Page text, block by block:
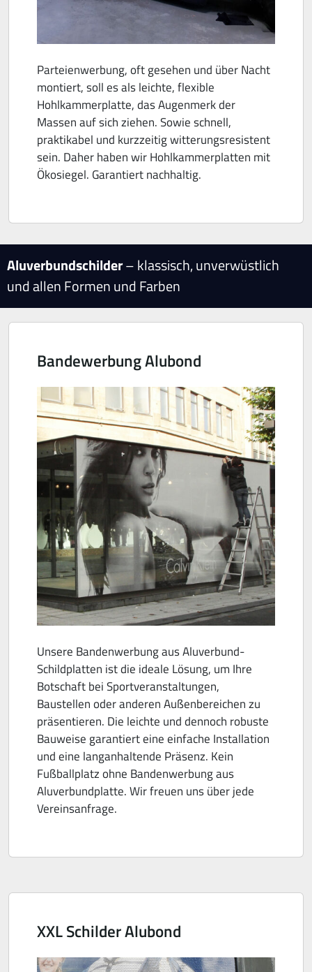
Parteienwerbung, oft gesehen und über Nacht
montiert, soll es als leichte, flexible
Hohlkammerplatte, das Augenmerk der
Massen auf sich ziehen. Sowie schnell,
praktikabel und kurzzeitig witterungsresistent
sein. Daher haben wir Hohlkammerplatten mit
Ökosiegel. Garantiert nachhaltig.
Aluverbundschilder– klassisch, unverwüstlich
und allen Formen und Farben
Bandewerbung Alubond
Unsere Bandenwerbung aus Aluverbund-
Schildplatten ist die ideale Lösung, um Ihre
Botschaft bei Sportveranstaltungen,
Baustellen oder anderen Außenbereichen zu
präsentieren. Die leichte und dennoch robuste
Bauweise garantiert eine einfache Installation
und eine langanhaltende Präsenz. Kein
Fußballplatz ohne Bandenwerbung aus
Aluverbundplatte. Wir freuen uns über jede
Vereinsanfrage.
XXL Schilder Alubond